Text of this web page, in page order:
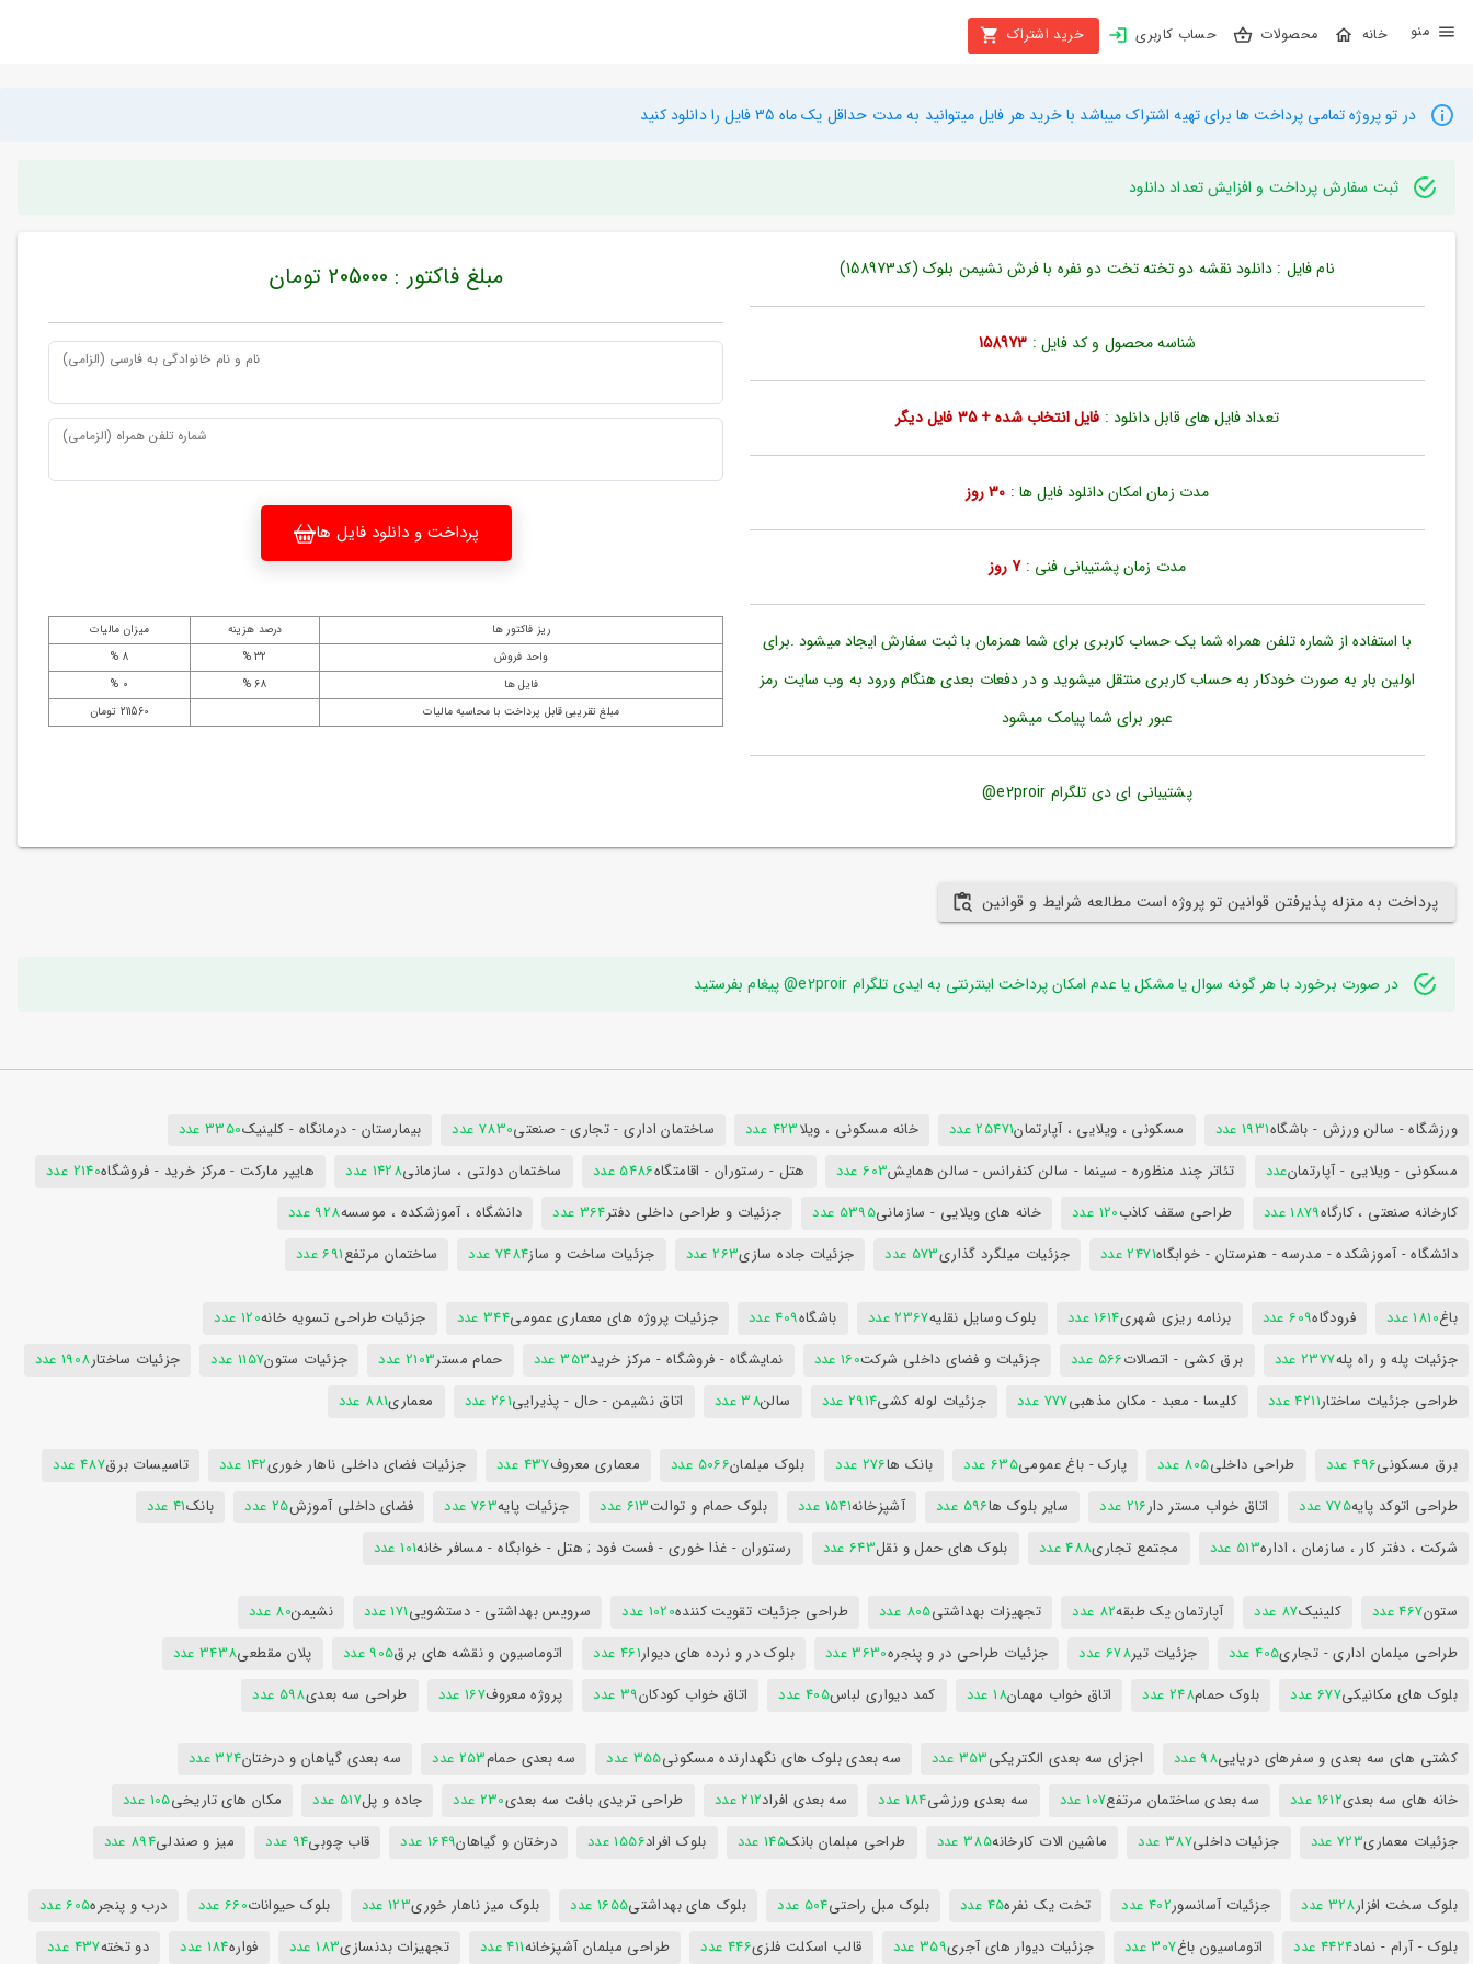
محصولات حساب کاربری خرید اشتراک
بستن
محصولات
اشتراک
کاربری
ثبت
بازیابی
رمز
علاقه
در تو پروژه تمامی پرداخت ها برای تهیه اشتراک میباشد با خرید هر فایل میتوانید به مدت حداقل یک ماه 35 فایل را دانلود کنید
ثبت سفارش پرداخت و افزایش تعداد دانلود
نام فایل : دانلود نقشه دو تخته تخت دو نفره با فرش نشیمن بلوک (کد158973)
شناسه محصول و کد فایل : 158973
تعداد فایل های قابل دانلود : فایل انتخاب شده + 35 فایل دیگر
مدت زمان امکان دانلود فایل ها : 30 روز
مدت زمان پشتیبانی فنی :7 روز
با استفاده از شماره تلفن همراه شما یک حساب کاربری برای شما همزمان با ثبت سفارش ایجاد میشود .برای
اولین بار به صورت خودکار به حساب کاربری منتقل میشوید و در دفعات بعدی هنگام ورود به وب سایت رمز
عبور برای شما پیامک میشود
پشتیبانی ای دی تلگرام e2proir@
مبلغ فاکتور : 205000 تومان
نام و نام خانوادگی به فارسی (الزامی)
شماره تلفن همراه (الزمامی)
پرداخت و دانلود فایل ها
ریز فاکتور ها درصد هزینه
میزان مالیات
واحد فروش
32 %
8 %
فایل ها
68 %
0 %
مبلغ تقریبی قابل پرداخت با محاسبه مالیات
211560 تومان
پرداخت به منزله پذیرفتن قوانین تو پروژه است مطالعه شرایط و قوانین
در صورت برخورد با هر گونه سوال یا مشکل یا عدم امکان پرداخت اینترنتی به ایدی تلگرام e2proir@ پیغام بفرستید
ورزشگاه - سالن ورزش - باشگاه1931 عدد مسکونی ، ویلایی ، آپارتمان25471 عدد خانه مسکونی ، ویلا423 عدد ساختمان اداری - تجاری - صنعتی7830 عدد بیمارستان - درمانگاه - کلینیک3350 عدد
مسکونی - ویلایی - آپارتمانعدد تئاتر چند منظوره - سینما - سالن کنفرانس - سالن همایش603 عدد هتل - رستوران - اقامتگاه5486 عدد ساختمان دولتی ، سازمانی1428 عدد هایپر مارکت - مرکز خرید - فروشگاه2140 عدد
کارخانه صنعتی ، کارگاه1879 عدد طراحی سقف کاذب120 عدد خانه های ویلایی - سازمانی5395 عدد جزئیات و طراحی داخلی دفتر364 عدد دانشگاه ، آموزشکده ، موسسه928 عدد
دانشگاه - آموزشکده - مدرسه - هنرستان - خوابگاه2471 عدد جزئیات میلگرد گذاری573 عدد جزئیات جاده سازی263 عدد جزئیات ساخت و ساز7484 عدد ساختمان مرتفع691 عدد
باغ1810 عدد فرودگاه609 عدد برنامه ریزی شهری1614 عدد بلوک وسایل نقلیه2367 عدد باشگاه409 عدد جزئیات پروژه های معماری عمومی344 عدد جزئیات طراحی تسویه خانه120 عدد
جزئیات پله و راه پله2377 عدد برق کشی - اتصالات566 عدد جزئیات و فضای داخلی شرکت160 عدد نمایشگاه - فروشگاه - مرکز خرید353 عدد حمام مستر2103 عدد جزئیات ستون1157 عدد جزئیات ساختار1908 عدد
طراحی جزئیات ساختار4211 عدد کلیسا - معبد - مکان مذهبی777 عدد جزئیات لوله کشی2914 عدد سالن38 عدد اتاق نشیمن - حال - پذیرایی261 عدد معماری881 عدد
برق مسکونی496 عدد طراحی داخلی805 عدد پارک - باغ عمومی635 عدد بانک ها276 عدد بلوک مبلمان5066 عدد معماری معروف437 عدد جزئیات فضای داخلی ناهار خوری142 عدد تاسیسات برق487 عدد
طراحی اتوکد پایه775 عدد اتاق خواب مستر دار216 عدد سایر بلوک ها596 عدد آشپزخانه1541 عدد بلوک حمام و توالت613 عدد جزئیات پایه763 عدد فضای داخلی آموزش25 عدد بانک41 عدد
شرکت ، دفتر کار ، سازمان ، اداره513 عدد مجتمع تجاری488 عدد بلوک های حمل و نقل643 عدد رستوران - غذا خوری - فست فود ; هتل - خوابگاه - مسافر خانه101 عدد
ستون467 عدد کلینیک87 عدد آپارتمان یک طبقه82 عدد تجهیزات بهداشتی805 عدد طراحی جزئیات تقویت کننده1020 عدد سرویس بهداشتی - دستشویی171 عدد نشیمن80 عدد
طراحی مبلمان اداری - تجاری405 عدد جزئیات تیر678 عدد جزئیات طراحی در و پنجره3630 عدد بلوک در و نرده های دیوار461 عدد اتوماسیون و نقشه های برق905 عدد پلان مقطعی3438 عدد
بلوک های مکانیکی677 عدد بلوک حمام248 عدد اتاق خواب مهمان18 عدد کمد دیواری لباس405 عدد اتاق خواب کودکان39 عدد پروژه معروف167 عدد طراحی سه بعدی598 عدد
کشتی های سه بعدی و سفرهای دریایی98 عدد اجزای سه بعدی الکتریکی353 عدد سه بعدی بلوک های نگهدارنده مسکونی355 عدد سه بعدی حمام253 عدد سه بعدی گیاهان و درختان324 عدد
خانه های سه بعدی1612 عدد سه بعدی ساختمان مرتفع107 عدد سه بعدی ورزشی184 عدد سه بعدی افراد212 عدد طراحی تریدی بافت سه بعدی230 عدد جاده و پل517 عدد مکان های تاریخی105 عدد
جزئیات معماری723 عدد جزئیات داخلی387 عدد ماشین الات کارخانه385 عدد طراحی مبلمان بانک145 عدد بلوک افراد1556 عدد درختان و گیاهان1649 عدد قاب چوبی94 عدد میز و صندلی894 عدد
بلوک سخت افزار328 عدد جزئیات آسانسور402 عدد تخت یک نفره45 عدد بلوک مبل راحتی504 عدد بلوک های بهداشتی1655 عدد بلوک میز ناهار خوری123 عدد بلوک حیوانات660 عدد درب و پنجره605 عدد
بلوک - آرام - نماد4424 عدد اتوماسیون باغ307 عدد جزئیات دیوار های آجری359 عدد قالب اسکلت فلزی446 عدد طراحی مبلمان آشپزخانه411 عدد تجهیزات بدنسازی183 عدد فواره184 عدد دو تخته437 عدد